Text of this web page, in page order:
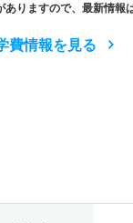
りますので、最新情報
費情報を見る